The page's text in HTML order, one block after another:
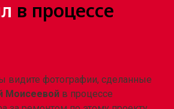
в процессе
видите фотографии, сделанные
Моисеевой в процессе
составит план
особенностях
интерьера в
НА